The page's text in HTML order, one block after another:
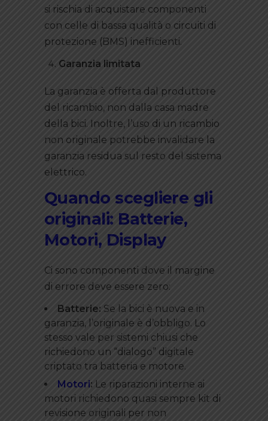
si rischia di acquistare componenti
con celle di bassa qualità o circuiti di
protezione (BMS) inefficienti.
Garanzia limitata
La garanzia è offerta dal produttore
del ricambio, non dalla casa madre
della bici. Inoltre, l’uso di un ricambio
non originale potrebbe invalidare la
garanzia residua sul resto del sistema
elettrico.
Quando scegliere gli
originali: Batterie,
Motori, Display
Ci sono componenti dove il margine
di errore deve essere zero:
Batterie: Se la bici è nuova e in
garanzia, l’originale è d’obbligo. Lo
stesso vale per sistemi chiusi che
richiedono un “dialogo” digitale
criptato tra batteria e motore.
Motori: Le riparazioni interne ai
motori richiedono quasi sempre kit di
revisione originali per non